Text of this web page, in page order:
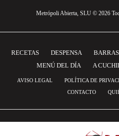
Metrópoli Abierta, SLU © 2026
RECETAS DESPENSA
MENÚ DEL DÍA
A
AVISO LEGAL POLÍTICA DE
CONTACTO